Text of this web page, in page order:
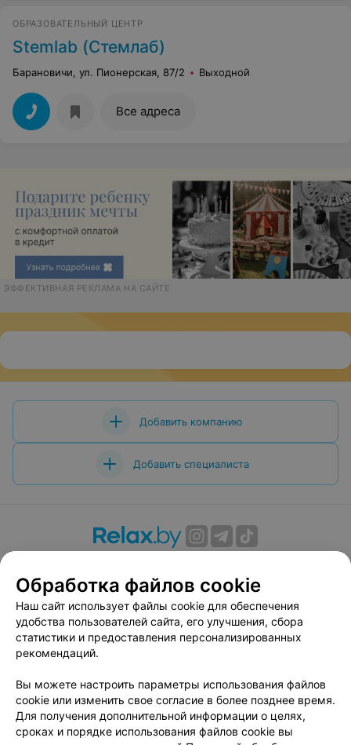
ОБРАЗОВАТЕЛЬНЫЙ ЦЕНТР
Stemlab (Стемлаб)
Барановичи, ул. Пионерская, 87/2 Выходной
Все адреса
ЭФФЕКТИВНАЯ РЕКЛАМА НА САЙТЕ
Добавить компанию
Добавить специалиста
Вакансии
Публичный договор
Способы оплаты
Публичный договор по использованию сервиса
«Афиша»
Пользовательское соглашение
Связаться по вопросам сотрудничества
Написать руководителю relax.by
Персональные настройки cookie
Обработка файлов cookie
Наш сайт использует файлы cookie для обеспечения
удобства пользователей сайта, его улучшения, сбора
статистики и предоставления персонализированных
рекомендаций.
Вы можете настроить параметры использования файлов
cookie или изменить свое согласие в более позднее время.
Для получения дополнительной информации о целях,
сроках и порядке использования файлов cookie вы